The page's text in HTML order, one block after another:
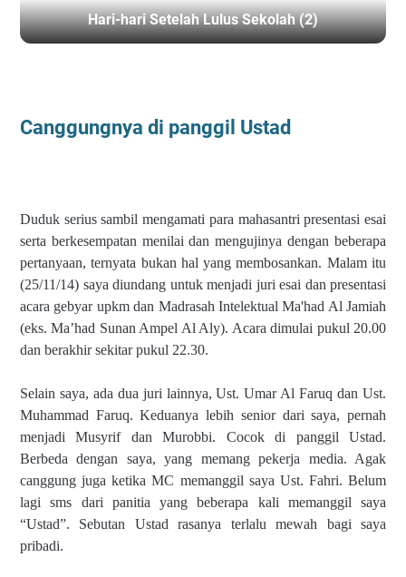
Hari-hari Setelah Lulus Sekolah (2)
Canggungnya di panggil Ustad
Duduk serius sambil mengamati para mahasantri presentasi esai
serta berkesempatan menilai dan mengujinya dengan beberapa
pertanyaan, ternyata bukan hal yang membosankan. Malam itu
(25/11/14) saya diundang untuk menjadi juri esai dan presentasi
acara gebyar upkm dan Madrasah Intelektual Ma'had Al Jamiah
(eks. Ma’had Sunan Ampel Al Aly). Acara dimulai pukul 20.00
dan berakhir sekitar pukul 22.30.
Selain saya, ada dua juri lainnya, Ust. Umar Al Faruq dan Ust.
Muhammad Faruq. Keduanya lebih senior dari saya, pernah
menjadi Musyrif dan Murobbi. Cocok di panggil Ustad.
Berbeda dengan saya, yang memang pekerja media. Agak
canggung juga ketika MC memanggil saya Ust. Fahri. Belum
lagi sms dari panitia yang beberapa kali memanggil saya
“Ustad”. Sebutan Ustad rasanya terlalu mewah bagi saya
pribadi.